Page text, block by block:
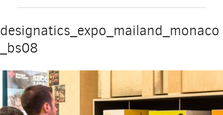
de
en
designatics_expo_mailand_monaco
_bs08